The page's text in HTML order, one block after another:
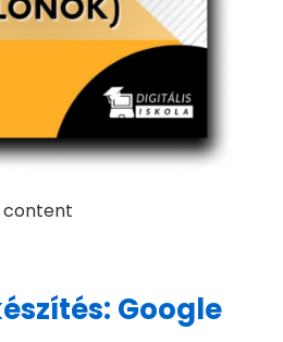
content
Google